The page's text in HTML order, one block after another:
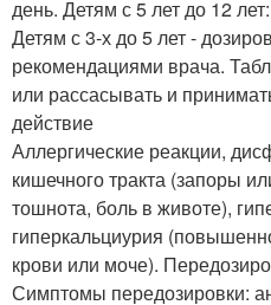
день. Детям с 5 лет до 12
Детям с 3-х до 5 лет -
рекомендациями врача.
или рассасывать и
действие
Аллергические реакции,
кишечного тракта (запоры
тошнота, боль в животе),
гиперкальциурия
крови или моче).
Симптомы передозировки: